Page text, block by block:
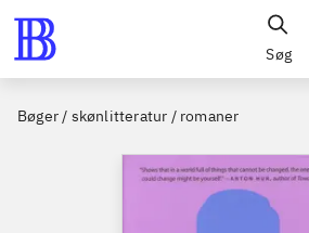
Søg
Bøger / skønlitteratur / romaner